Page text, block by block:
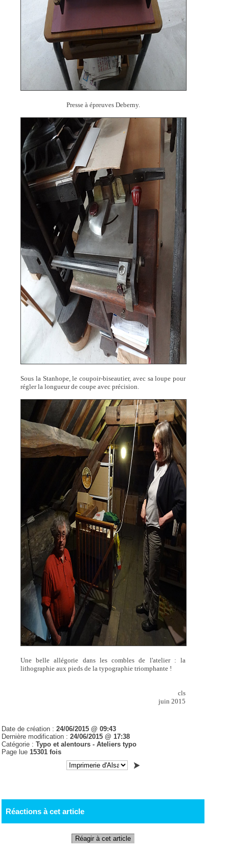
Presse à épreuves Deberny.
Sous la Stanhope, le coupoir-biseautier, avec sa loupe pour
régler la longueur de coupe avec précision.
Une belle allégorie dans les combles de l'atelier : la
lithographie aux pieds de la typographie triomphante !
cls
juin 2015
Date de création :24/06/2015 @ 09:43
Dernière modification :24/06/2015 @ 17:38
Catégorie :Typo et alentours -Ateliers typo
Page lue15301 fois
Réactions à cet article
Réagir à cet article